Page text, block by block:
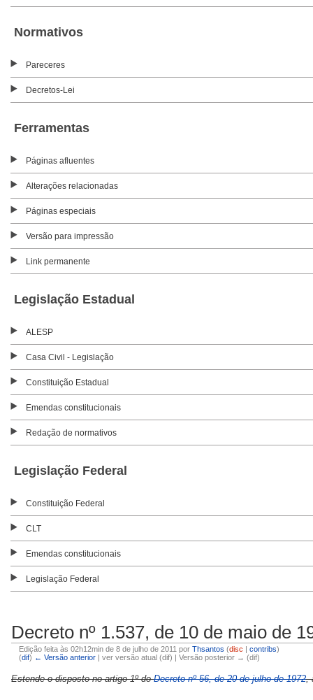
Normativos
Pareceres
Decretos-Lei
Ferramentas
Páginas afluentes
Alterações relacionadas
Páginas especiais
Versão para impressão
Link permanente
Legislação Estadual
ALESP
Casa Civil - Legislação
Constituição Estadual
Emendas constitucionais
Redação de normativos
Legislação Federal
Constituição Federal
CLT
Emendas constitucionais
Legislação Federal
Decreto nº 1.537, de 10 de maio de
Edição feita às 02h12min de 8 de julho de 2011 por Thsantos (disc contribs)
(dif) ← Versão anterior| ver versão atual (dif) | Versão posterior → (dif)
Estende o disposto no artigo 1º doDecreto nº 56, de 20 de julho de 1972,